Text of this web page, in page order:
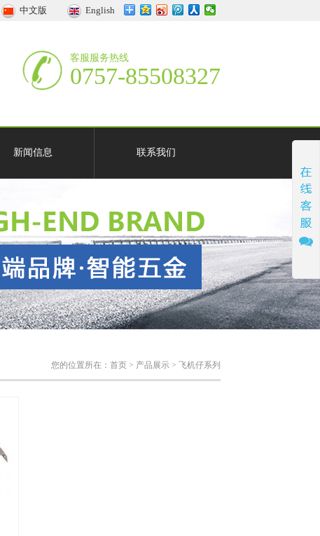
中文版 English
客服服务热线
0757-85508327
新闻信息 联系我们
您的位置所在： 首页 > 产品展示 > 飞机仔系列